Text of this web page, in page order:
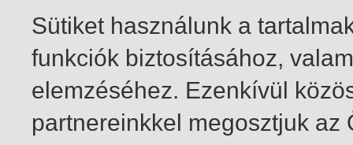
Sütiket használunk a
funkciók biztosításához,
elemzéséhez. Ezenkívül
partnereinkkel megosztjuk